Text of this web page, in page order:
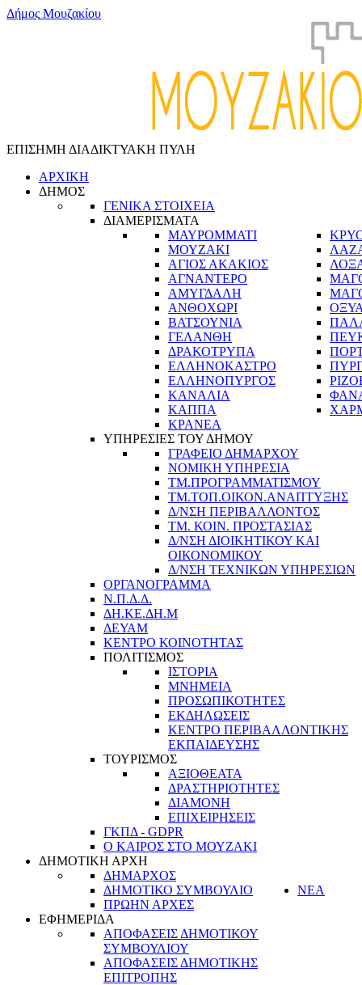
Δήμος Μουζακίου
ΕΠΙΣΗΜΗ ΔΙΑΔΙΚΤΥΑΚΗ ΠΥΛΗ
ΑΡΧΙΚΗ
ΔΗΜΟΣ
ΓΕΝΙΚΑ ΣΤΟΙΧΕΙΑ
ΔΙΑΜΕΡΙΣΜΑΤΑ
ΜΑΥΡΟΜΜΑΤΙ
ΜΟΥΖΑΚΙ
ΑΓΙΟΣ ΑΚΑΚΙΟΣ
ΑΓΝΑΝΤΕΡΟ
ΑΜΥΓΔΑΛΗ
ΑΝΘΟΧΩΡΙ
ΒΑΤΣΟΥΝΙΑ
ΓΕΛΑΝΘΗ
ΔΡΑΚΟΤΡΥΠΑ
ΕΛΛΗΝΟΚΑΣΤΡΟ
ΕΛΛΗΝΟΠΥΡΓΟΣ
ΚΑΝΑΛΙΑ
ΚΑΠΠΑ
ΚΡΑΝΕΑ
ΥΠΗΡΕΣΙΕΣ ΤΟΥ ΔΗΜΟΥ
ΓΡΑΦΕΙΟ ΔΗΜΑΡΧΟΥ
ΝΟΜΙΚΗ ΥΠΗΡΕΣΙΑ
ΤΜ.ΠΡΟΓΡΑΜΜΑΤΙΣΜΟΥ
ΤΜ.ΤΟΠ.ΟΙΚΟΝ.ΑΝΑΠΤΥΞΗΣ
Δ/ΝΣΗ ΠΕΡΙΒΑΛΛΟΝΤΟΣ
ΤΜ. ΚΟΙΝ. ΠΡΟΣΤΑΣΙΑΣ
Δ/ΝΣΗ ΔΙΟΙΚΗΤΙΚΟΥ ΚΑΙ
ΟΙΚΟΝΟΜΙΚΟΥ
Δ/ΝΣΗ ΤΕΧΝΙΚΩΝ ΥΠΗΡΕΣΙΩΝ
ΟΡΓΑΝΟΓΡΑΜΜΑ
Ν.Π.Δ.Δ.
ΔΗ.ΚΕ.ΔΗ.Μ
ΔΕΥΑΜ
ΚΕΝΤΡΟ ΚΟΙΝΟΤΗΤΑΣ
ΠΟΛΙΤΙΣΜΟΣ
ΙΣΤΟΡΙΑ
ΜΝΗΜΕΙΑ
ΠΡΟΣΩΠΙΚΟΤΗΤΕΣ
ΕΚΔΗΛΩΣΕΙΣ
ΚΕΝΤΡΟ ΠΕΡΙΒΑΛΛΟΝΤΙΚΗΣ
ΕΚΠΑΙΔΕΥΣΗΣ
ΤΟΥΡΙΣΜΟΣ
ΑΞΙΟΘΕΑΤΑ
ΔΡΑΣΤΗΡΙΟΤΗΤΕΣ
ΔΙΑΜΟΝΗ
ΕΠΙΧΕΙΡΗΣΕΙΣ
ΓΚΠΔ - GDPR
Ο ΚΑΙΡΟΣ ΣΤΟ ΜΟΥΖΑΚΙ
ΔΗΜΟΤΙΚΗ ΑΡΧΗ
ΔΗΜΑΡΧΟΣ
ΔΗΜΟΤΙΚΟ ΣΥΜΒΟΥΛΙΟ
ΠΡΩΗΝ ΑΡΧΕΣ
ΝΕΑ
ΕΦΗΜΕΡΙΔΑ
ΑΠΟΦΑΣΕΙΣ ΔΗΜΟΤΙΚΟΥ
ΣΥΜΒΟΥΛΙΟΥ
ΑΠΟΦΑΣΕΙΣ ΔΗΜΟΤΙΚΗΣ
ΕΠΙΤΡΟΠΗΣ